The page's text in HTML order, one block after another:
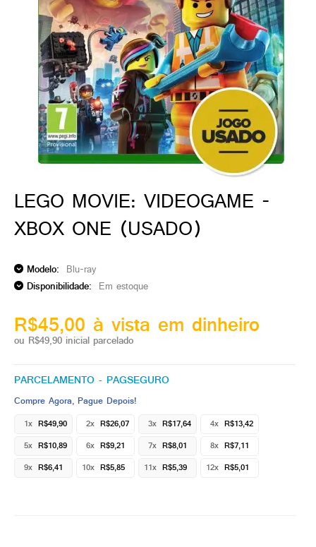
gamer)
LEGO MOVIE: VIDEOGAME -
XBOX ONE (USADO)
Modelo: Blu-ray
Disponibilidade: Em estoque
R$45,00 à vista em dinheiro
ou R$49,90 inicial parcelado
PARCELAMENTO - PAGSEGURO
Compre Agora, Pague Depois!
1x R$49,90 2x R$26,07 3x R$17,64 4x R$13,42
5x R$10,89 6x R$9,21 7x R$8,01 8x R$7,11
9x R$6,41 10x R$5,85 11x R$5,39 12x R$5,01